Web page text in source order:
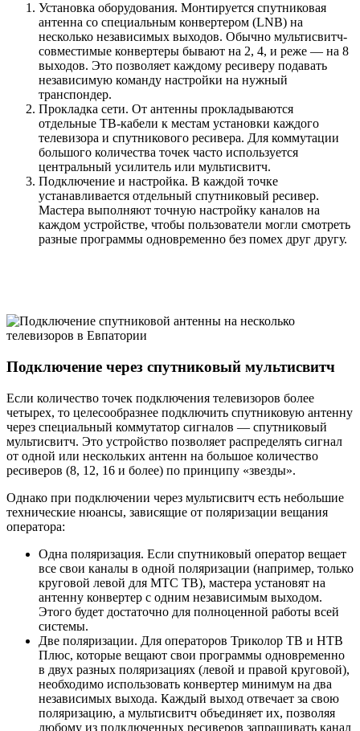
Установка оборудования. Монтируется спутниковая
антенна со специальным конвертером (LNB) на
несколько независимых выходов. Обычно мультисвитч-
совместимые конвертеры бывают на 2, 4, и реже — на 8
выходов. Это позволяет каждому ресиверу подавать
независимую команду настройки на нужный
транспондер.
Прокладка сети. От антенны прокладываются
отдельные ТВ-кабели к местам установки каждого
телевизора и спутникового ресивера. Для коммутации
большого количества точек часто используется
центральный усилитель или мультисвитч.
Подключение и настройка. В каждой точке
устанавливается отдельный спутниковый ресивер.
Мастера выполняют точную настройку каналов на
каждом устройстве, чтобы пользователи могли смотреть
разные программы одновременно без помех друг другу.
Подключение через спутниковый мультисвитч
Если количество точек подключения телевизоров более
четырех, то целесообразнее подключить спутниковую антенну
через специальный коммутатор сигналов — спутниковый
мультисвитч. Это устройство позволяет распределять сигнал
от одной или нескольких антенн на большое количество
ресиверов (8, 12, 16 и более) по принципу «звезды».
Однако при подключении через мультисвитч есть небольшие
технические нюансы, зависящие от поляризации вещания
оператора:
Одна поляризация. Если спутниковый оператор вещает
все свои каналы в одной поляризации (например, только
круговой левой для МТС ТВ), мастера установят на
антенну конвертер с одним независимым выходом.
Этого будет достаточно для полноценной работы всей
системы.
Две поляризации. Для операторов Триколор ТВ и НТВ
Плюс, которые вещают свои программы одновременно
в двух разных поляризациях (левой и правой круговой),
необходимо использовать конвертер минимум на два
независимых выхода. Каждый выход отвечает за свою
поляризацию, а мультисвитч объединяет их, позволяя
любому из подключенных ресиверов запрашивать канал